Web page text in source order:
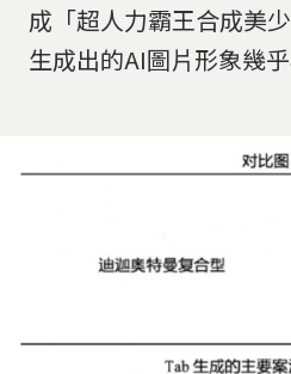
成「超人力霸王合成美
生成出的AI圖片形象幾